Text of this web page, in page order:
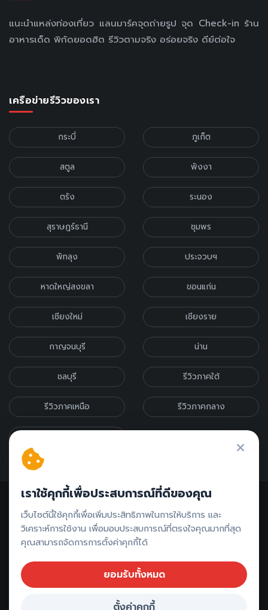
แนะนำแหล่งท่องเที่ยว แลนมาร์คจุดถ่ายรูป จุด Check-in ร้าน
อาหารเด็ด พิกัดยอดฮิต รีวิวตามจริง อร่อยจริง ดีย์ต่อใจ
เครือข่ายรีวิวของเรา
กระบี่ ภูเก็ต
สตูล พังงา
ตรัง ระนอง
สุราษฎร์ธานี ชุมพร
พัทลุง ประจวบฯ
หาดใหญ่สงขลา ขอนแก่น
เชียงใหม่ เชียงราย
กาญจนบุรี น่าน
ชลบุรี รีวิวภาคใต้
รีวิวภาคเหนือ รีวิวภาคกลาง
ติดต่อรีวิว // ลงโฆษณา
เราใช้คุกกี้เพื่อประสบการณ์ที่ดีของคุณ
เว็บไซต์นี้ใช้คุกกี้เพื่อเพิ่มประสิทธิภาพในการให้บริการ และ
วิเคราะห์การใช้งาน เพื่อมอบประสบการณ์ที่ตรงใจคุณมากที่สุด
คุณสามารถจัดการการตั้งค่าคุกกี้ได้
ยอมรับทั้งหมด
ตั้งค่าคุกกี้